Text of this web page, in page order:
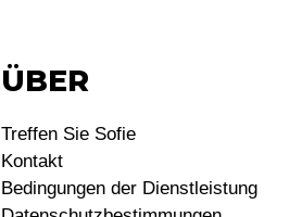
ÜBER
Treffen Sie Sofie
Kontakt
Bedingungen der Dienstleistung